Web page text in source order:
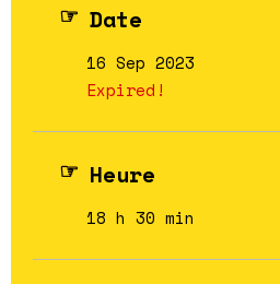
Date
16 Sep 2023
Expired!
Heure
18 h 30 min